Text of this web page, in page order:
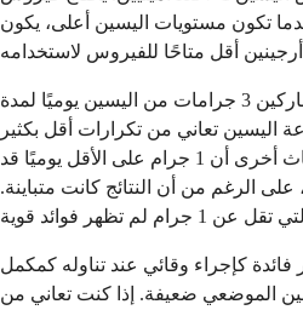
تكون مستويات اليسين أعلى، يكون
أعطت دراسة معروفة المشاركين 3 جرامات من اليسين يوميًا لمدة
اليسين تعاني من تكرارات أقل بكثير
وأعراض أقل حدة. وجدت أبحاث أخرى أن 1 جرام على الأقل يوميًا قد
الرغم من أن النتائج كانت متباينة.
فائدة كإجراء وقائي عند تناوله كمكمل
الموضعي ضعيفة. إذا كنت تعاني من